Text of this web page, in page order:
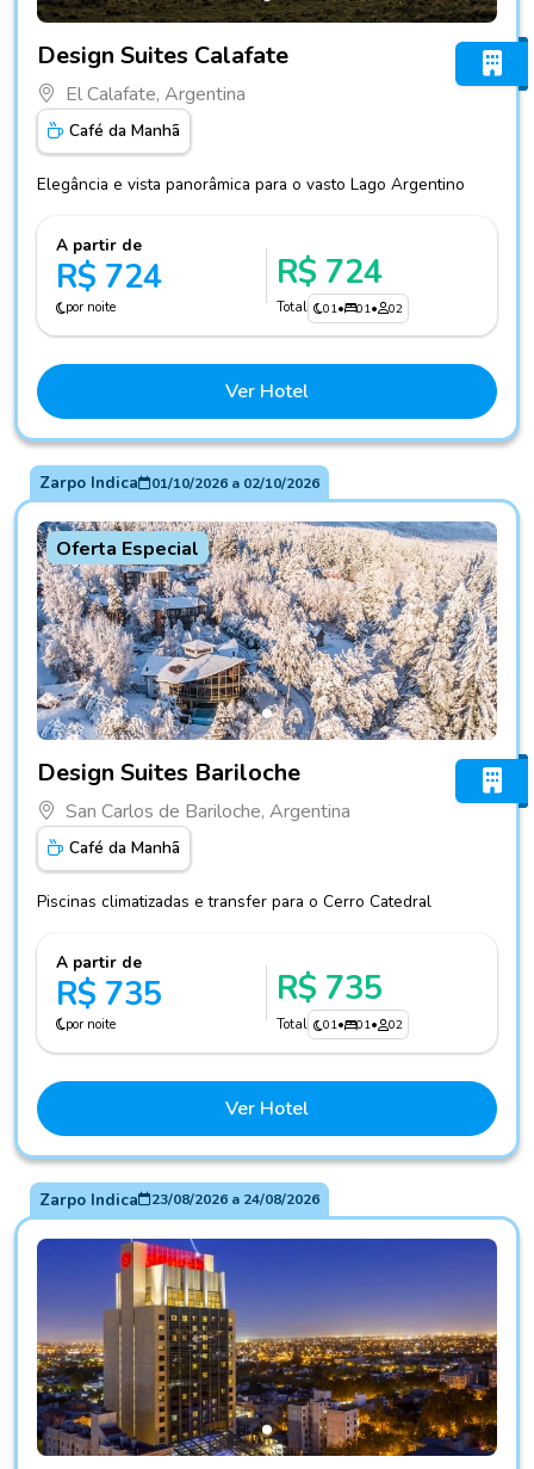
Design Suites Calafate
El Calafate, Argentina
Café da Manhã
Elegância e vista panorâmica para o vasto Lago Argentino
A partir de
R$ 724
por noite
R$ 724
Total 01• 01• 02
Ver Hotel
Zarpo Indica 01/10/2026a 02/10/2026
Oferta Especial
Design Suites Bariloche
San Carlos de Bariloche, Argentina
Café da Manhã
Piscinas climatizadas e transfer para o Cerro Catedral
A partir de
R$ 735
por noite
R$ 735
Total 01• 01• 02
Ver Hotel
Zarpo Indica 23/08/2026a 24/08/2026